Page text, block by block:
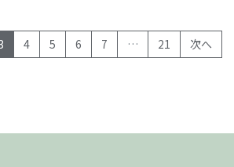
(current)
4 5 6 7 … 21 次へ